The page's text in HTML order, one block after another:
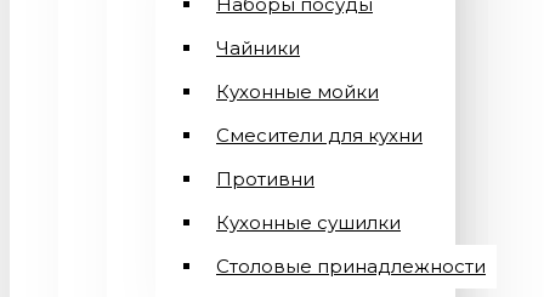
Чайники
Кухонные мойки
Смесители для кухни
Противни
Кухонные сушилки
Столовые принадлежности